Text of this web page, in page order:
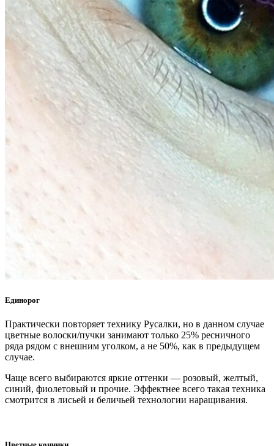
Единорог
Практически повторяет технику Русалки, но в данном случае
цветные волоски/пучки занимают только 25% ресничного
ряда рядом с внешним уголком, а не 50%, как в предыдущем
случае.
Чаще всего выбираются яркие оттенки — розовый, желтый,
синий, фиолетовый и прочие. Эффектнее всего такая техника
смотрится в лисьей и беличьей технологии наращивания.